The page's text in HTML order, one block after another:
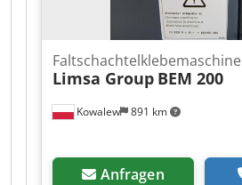
Kowalew 891 km
Faltschachtelklebemaschine
Limsa Group BEM 200
Anfragen